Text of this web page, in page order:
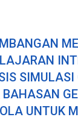
BAHASAN
UNTUK